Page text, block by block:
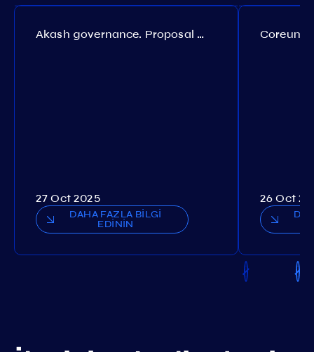
Akash governance. Proposal №308
27 Oct 2025
DAHA FAZLA BİLGİ
EDİNİN
26 Oct